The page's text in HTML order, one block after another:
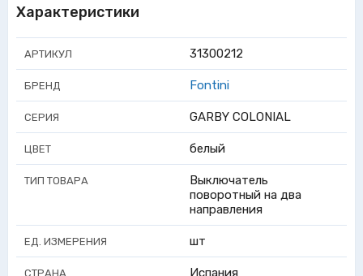
Характеристики
АРТИКУЛ 31300212
БРЕНД Fontini
СЕРИЯ GARBY COLONIAL
ЦВЕТ белый
ТИП ТОВАРА
Выключатель
поворотный на два
направления
ЕД. ИЗМЕРЕНИЯ шт
СТРАНА Испания